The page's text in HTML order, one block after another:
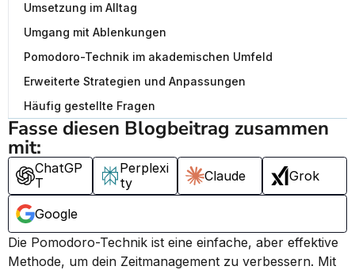
Umsetzung im Alltag
Umgang mit Ablenkungen
Pomodoro-Technik im akademischen Umfeld
Erweiterte Strategien und Anpassungen
Häufig gestellte Fragen
Fasse diesen Blogbeitrag zusammen
mit:
ChatGP
T
Perplexi
ty
Claude Grok
Google
Die Pomodoro-Technik ist eine einfache, aber effektive
Methode, um dein Zeitmanagement zu verbessern. Mit